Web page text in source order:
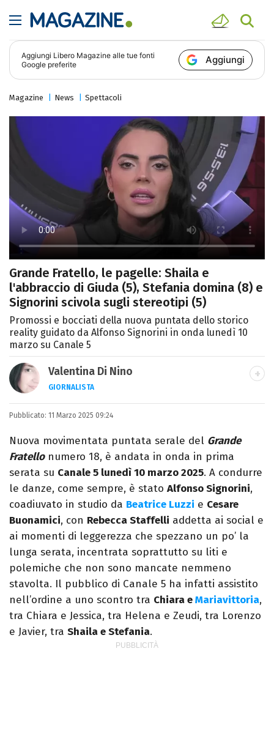
Aggiungi Libero Magazine alle tue fonti
Google preferite
Aggiungi
Magazine News Spettacoli
Grande Fratello, le pagelle: Shaila e
l'abbraccio di Giuda (5), Stefania domina (8) e
Signorini scivola sugli stereotipi (5)
Promossi e bocciati della nuova puntata dello storico
reality guidato da Alfonso Signorini in onda lunedì 10
marzo su Canale 5
Valentina Di Nino
GIORNALISTA
LINKEDIN
INSTAGRAM FACEBOOK SITO
Romana, laurea in Scienze Politiche,
giornalista per caso. Ho scritto per
quotidiani, settimanali, siti e agenzie,
prevalentemente di cronaca e spettacoli.
Pubblicato: 11 Marzo 2025 09:24
Nuova movimentata puntata serale del Grande
Fratellonumero 18, è andata in onda in prima
serata su Canale 5 lunedì 10 marzo 2025. A condurre
le danze, come sempre, è stato Alfonso Signorini,
coadiuvato in studio da Beatrice Luzzi e Cesare
Buonamici, con Rebecca Staffelli addetta ai social e
ai momenti di leggerezza che spezzano un po’ la
lunga serata, incentrata soprattutto su liti e
polemiche che non sono mancate nemmeno
stavolta. Il pubblico di Canale 5 ha infatti assistito
nell’ordine a uno scontro tra Chiara eMariavittoria,
tra Chiara e Jessica, tra Helena e Zeudi, tra Lorenzo
e Javier, tra Shaila e Stefania.